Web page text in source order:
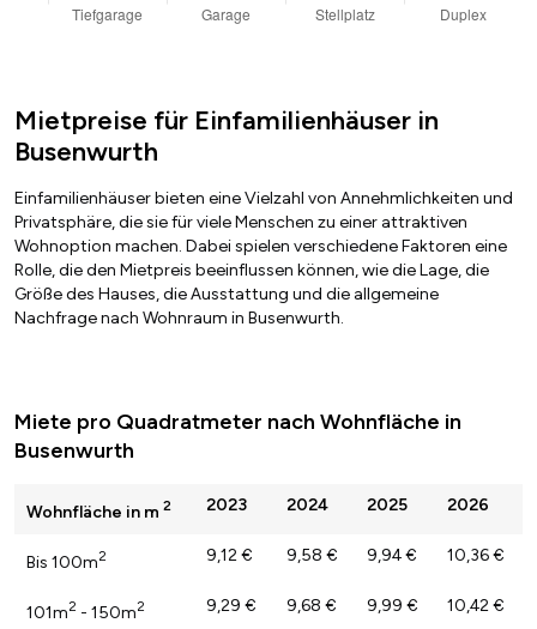
Mietpreise für Einfamilienhäuser in
Busenwurth
Einfamilienhäuser bieten eine Vielzahl von Annehmlichkeiten und
Privatsphäre, die sie für viele Menschen zu einer attraktiven
Wohnoption machen. Dabei spielen verschiedene Faktoren eine
Rolle, die den Mietpreis beeinflussen können, wie die Lage, die
Größe des Hauses, die Ausstattung und die allgemeine
Nachfrage nach Wohnraum in Busenwurth.
Miete pro Quadratmeter nach Wohnfläche in
Busenwurth
Wohnfläche in m 2 2023 2024 2025 2026
Bis 100m2 9,12 € 9,58 € 9,94 € 10,36 €
101m2 - 150m2 9,29 € 9,68 € 9,99 € 10,42 €